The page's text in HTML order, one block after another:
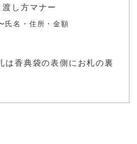
し方マナー
氏名・住所・金額
は香典袋の表側にお札の裏